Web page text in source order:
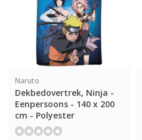
Naruto
Dekbedovertrek, Ninja -
Eenpersoons - 140 x 200
cm - Polyester